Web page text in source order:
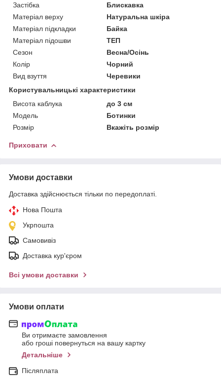
Застібка
Блискавка
Матеріал верху
Натуральна шкіра
Матеріал підкладки
Байка
Матеріал підошви
ТЕП
Сезон
Весна/Осінь
Колір
Чорний
Вид взуття
Черевики
Користувальницькі характеристики
Висота каблука
до 3 см
Мoдель
Ботинки
Розмір
Вкажіть розмір
Приховати
Умови доставки
Доставка здійснюється тільки по передоплаті.
Нова Пошта
Укрпошта
Самовивіз
Доставка кур'єром
Всі умови доставки
Умови оплати
Ви отримаєте замовлення
або гроші повернуться на вашу картку
Детальніше
Післяплата